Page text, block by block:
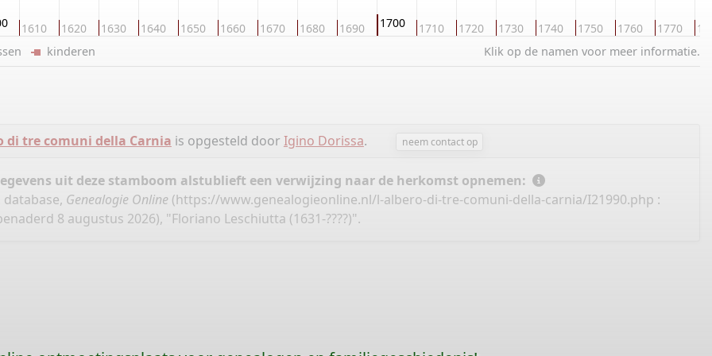
1610 1620 1630 1640 1650 1660 1670 1680 1690 1700 1710 1720 1730 1740 1750 1760 1770
Klik op de namen voor meer informatie.
kinderen
di tre comuni della Carnia is opgesteld door Igino Dorissa. neem contact op
uit deze stamboom alstublieft een verwijzing naar de herkomst opnemen:
Genealogie Online (https://www.genealogieonline.nl/l-albero-di-tre-comuni-della-carnia/I21990.php :
8 augustus 2026), "Floriano Leschiutta (1631-????)".